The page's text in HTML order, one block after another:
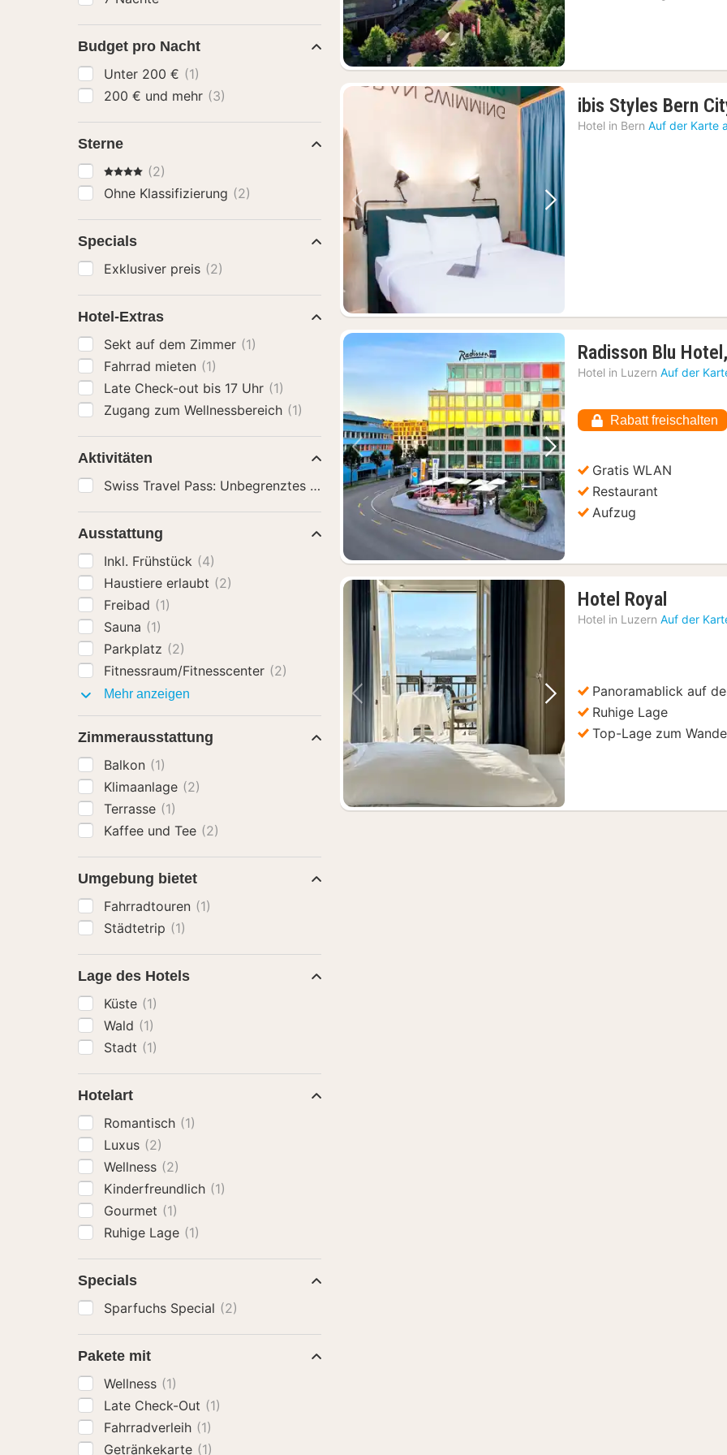
Vorheriges Bild Nächstes Bild
ibis Styles Bern
Hotel in Bern Auf der Karte
Vorheriges Bild Nächstes Bild
Radisson Blu
Hotel in Luzern Auf der
Rabatt freischalten
Gratis WLAN
Restaurant
Aufzug
Vorheriges Bild Nächstes Bild
Hotel Royal
Nacht
Hotel in Luzern Auf der
Panoramablick auf
Ruhige Lage
Top-Lage zum
Budget pro Nacht
Unter 200 € (1)
200 € und mehr (3)
Sterne
4 Sterne(2)
Ohne Klassifizierung (2)
Specials
Exklusiver preis (2)
Hotel-Extras
Sekt auf dem Zimmer (1)
Fahrrad mieten (1)
Late Check-out bis 17 Uhr (1)
Zugang zum Wellnessbereich (1)
Aktivitäten
Swiss Travel Pass: Unbegrenztes Reisen mit Zug, Bus und Schiff(1)
Ausstattung
Inkl. Frühstück (4)
Haustiere erlaubt (2)
Freibad (1)
Sauna (1)
Parkplatz (2)
Fitnessraum/Fitnesscenter (2)
Mehr anzeigen
Zimmerausstattung
Balkon (1)
Klimaanlage (2)
Terrasse (1)
Kaffee und Tee (2)
Umgebung bietet
Fahrradtouren (1)
Städtetrip (1)
Lage des Hotels
Küste (1)
Wald (1)
Stadt (1)
Hotelart
Romantisch (1)
Luxus (2)
Wellness (2)
Kinderfreundlich (1)
Gourmet (1)
Ruhige Lage (1)
Specials
Sparfuchs Special (2)
Pakete mit
Wellness (1)
Late Check-Out (1)
Fahrradverleih (1)
Getränkekarte (1)